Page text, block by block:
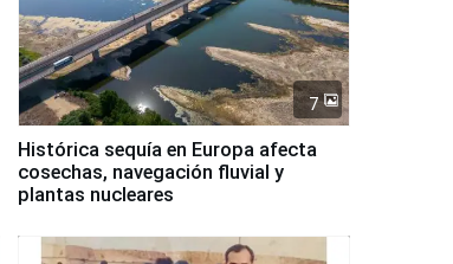
7
Histórica sequía en Europa afecta
cosechas, navegación fluvial y
plantas nucleares